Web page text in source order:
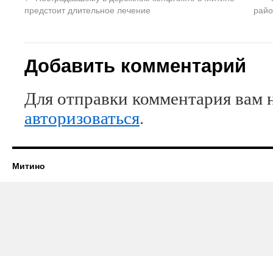
предстоит длительное лечение
Добавить комментарий
Для отправки комментария вам
авторизоваться.
Митино